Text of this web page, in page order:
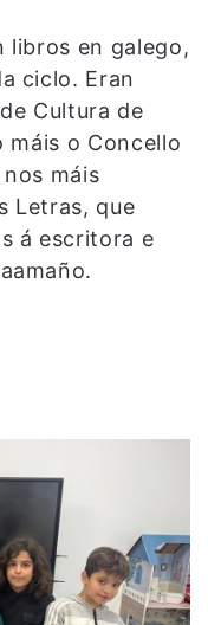
libros en galego,
ciclo. Eran
Cultura de
máis o Concello
máis
Letras, que
á escritora e